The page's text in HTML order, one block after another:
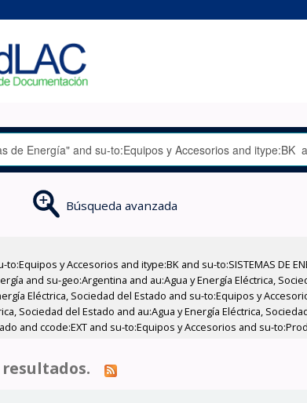
Búsqueda avanzada
y Accesorios and itype:BK and su-to:SISTEMAS DE
and su-geo:Argentina and au:Agua y Energía Eléctrica,
Eléctrica, Sociedad del Estado and su-to:Equipos y
Sociedad del Estado and au:Agua y Energía Eléctrica,
and ccode:EXT and su-to:Equipos y Accesorios and su-